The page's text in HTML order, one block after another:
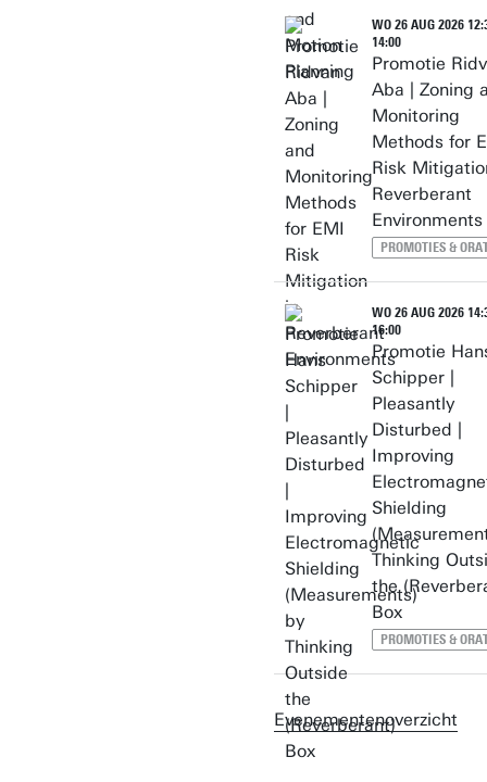
WO 26 AUG 2026
14:00
Promotie
Aba | Zoning
Monitoring
Methods for
Risk
Reverberant
Environments
PROMOTIES &
WO 26 AUG 2026
16:00
Promotie
Schipper |
Pleasantly
Disturbed |
Improving
Shielding
Thinking
the
Box
PROMOTIES &
Evenementenoverzicht